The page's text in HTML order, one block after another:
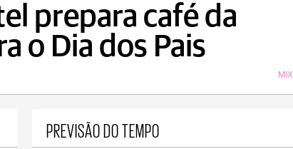
prepara café da
o Dia dos Pais
MIX
PREVISÃO DO TEMPO